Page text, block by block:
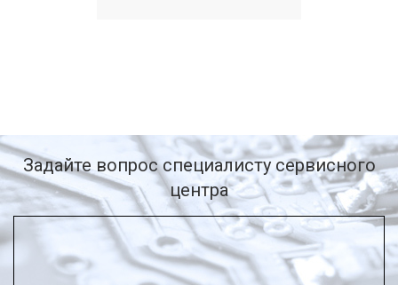
Задайте вопрос специалисту сервисного
центра